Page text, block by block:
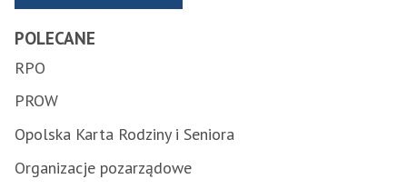
POLECANE
RPO
PROW
Opolska Karta Rodziny i Seniora
Organizacje pozarządowe